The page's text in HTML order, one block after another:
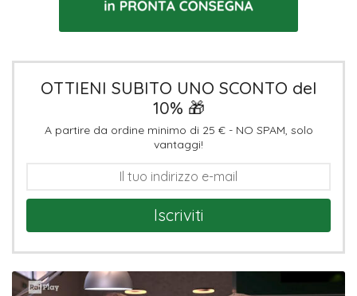
OTTIENI SUBITO UNO SCONTO del
10% 🎁
A partire da ordine minimo di 25 € - NO SPAM, solo
vantaggi!
Iscriviti